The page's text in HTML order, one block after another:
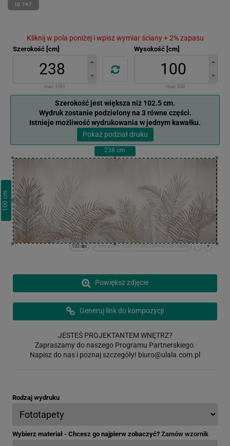
ID 747
Kliknij w pola poniżej i wpisz wymiar ściany + 2% zapasu
Szerokość [cm]
max: 1261
Wysokość [cm]
max: 530
Szerokość jest większa niż 102.5 cm.
Wydruk zostanie podzielony na 3 równe części.
Istnieje możliwość wydrukowania w jednym kawałku.
Pokaż podział druku
238 cm
100
cm
+
-
x:0cm y:0cm | (0,0) (12385,5204) (12385,5204)
132 dpi
Powiększ zdjęcie
Generuj link do kompozycji
JESTEŚ PROJEKTANTEM WNĘTRZ?
Zapraszamy do naszego Programu Partnerskiego.
Napisz do nas i poznaj szczegóły! biuro@ulala.com.pl
Rodzaj wydruku
Wybierz materiał - Chcesz go najpierw zobaczyć? Zamów wzornik